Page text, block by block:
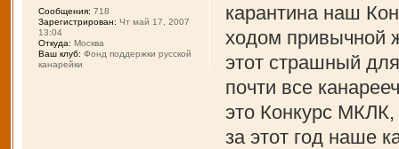
карантина наш
ходом привычной
этот страшный
почти все
это Конкурс
за этот год наше
Сообщения: 718
Зарегистрирован: Чт май 17, 2007
13:04
Откуда: Москва
Ваш клуб: Фонд поддержки русской
канарейки